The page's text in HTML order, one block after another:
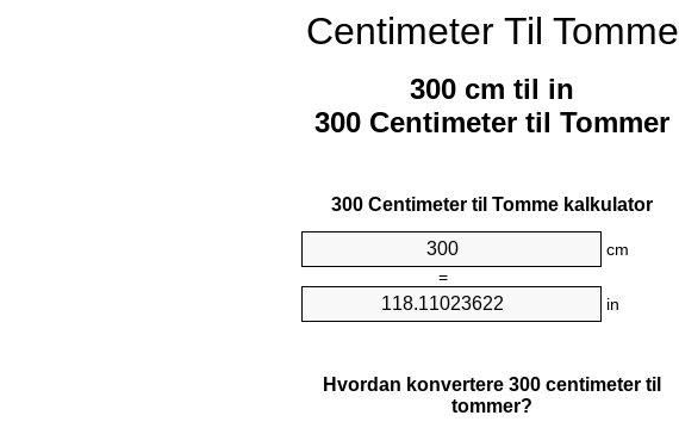
Centimeter Til Tomme
300 cm til in
300 Centimeter til Tommer
300 Centimeter til Tomme kalkulator
cm
=
in
Hvordan konvertere 300 centimeter til
tommer?